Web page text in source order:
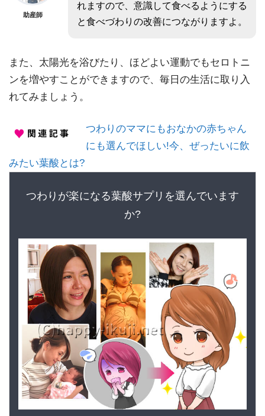
助産師
れますので、意識して食べるようにする
と食べづわりの改善につながりますよ。
また、太陽光を浴びたり、ほどよい運動でもセロトニ
ンを増やすことができますので、毎日の生活に取り入
れてみましょう。
つわりのママにもおなかの赤ちゃん
にも選んでほしい!今、ぜったいに飲
みたい葉酸とは?
つわりが楽になる葉酸サプリを選んでいます
か?